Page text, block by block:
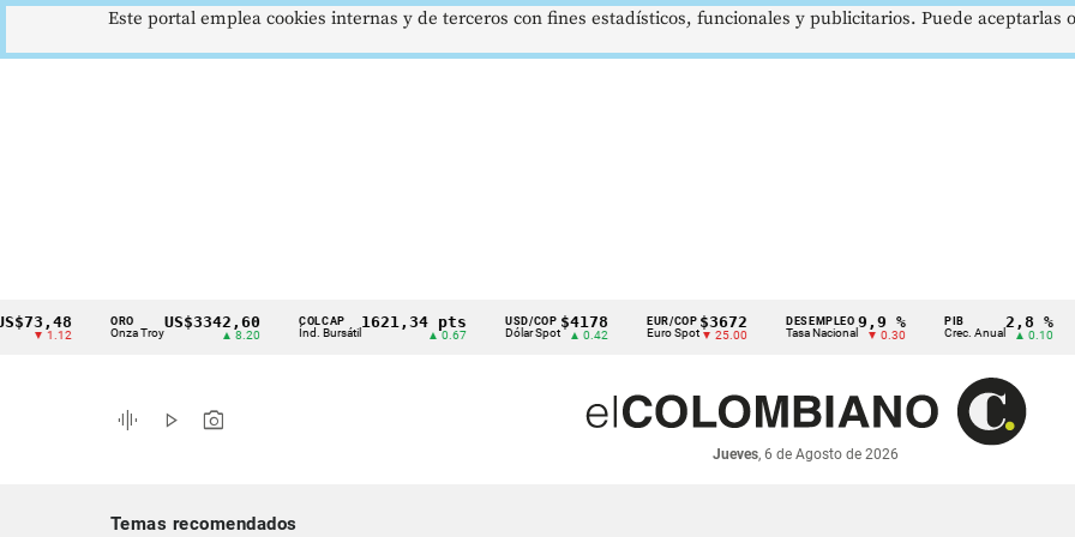
Cintillo
indicadores
económicos
Onza Troy
US$3342,60 COLCAP
Índ. Bursátil
1621,34 pts USD/COP
Dólar Spot
$4178
▲ 0.42
EUR/COP
Euro Spot
$3672
▼ 25.00
DESEMPLEO
Tasa Nacional
9,9 %
▼ 0.30
PIB
Crec. Anual
2,8 %
▲ 0.10
TRM
graphic_eq play_arrow photo_camera
Jueves, 6 de Agosto de 2026
Temas recomendados
Este portal emplea cookies internas y de terceros con fines estadísticos, funcionales y publicitarios. Puede aceptarlas